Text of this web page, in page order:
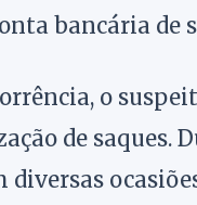
bancária de
o
de saques.
diversas